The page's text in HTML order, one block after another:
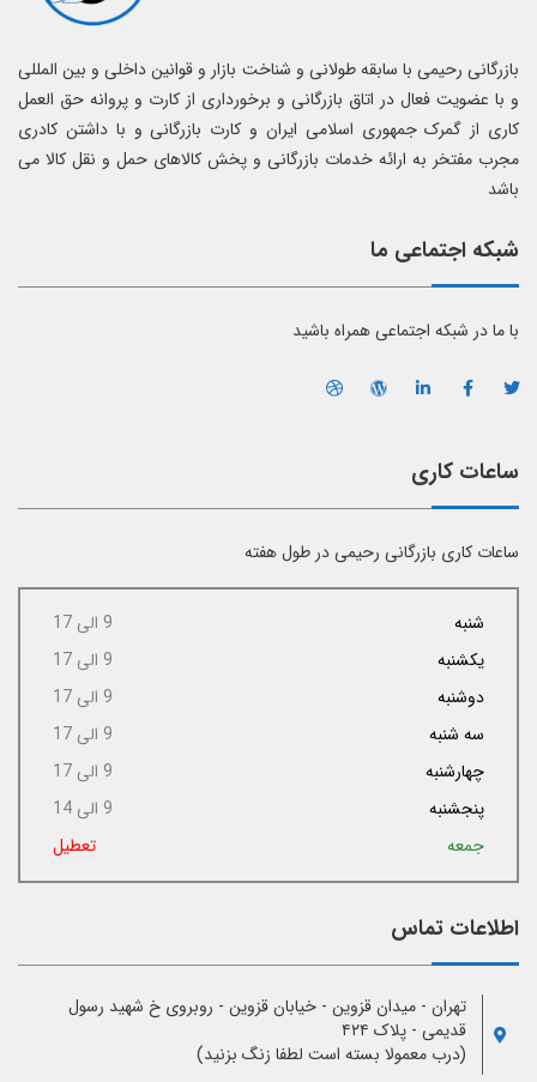
بازرگانی رحیمی با سابقه طولانی و شناخت بازار و قوانین داخلی و بین المللی
و با عضویت فعال در اتاق بازرگانی و برخورداری از کارت و پروانه حق العمل
کاری از گمرک جمهوری اسلامی ایران و کارت بازرگانی و با داشتن کادری
مجرب مفتخر به ارائه خدمات بازرگانی و پخش کالاهای حمل و نقل کالا می
باشد
شبکه اجتماعی ما
با ما در شبکه اجتماعی همراه باشید
ساعات کاری
ساعات کاری بازرگانی رحیمی در طول هفته
شنبه
9 الی 17
یکشنبه
9 الی 17
دوشنبه
9 الی 17
سه شنبه
9 الی 17
چهارشنبه
9 الی 17
پنجشنبه
9 الی 14
جمعه
تعطیل
اطلاعات تماس
تهران - میدان قزوین - خیابان قزوین - روبروی خ شهید رسول
قدیمی - پلاک ۴۲۴
(درب معمولا بسته است لطفا زنگ بزنید)